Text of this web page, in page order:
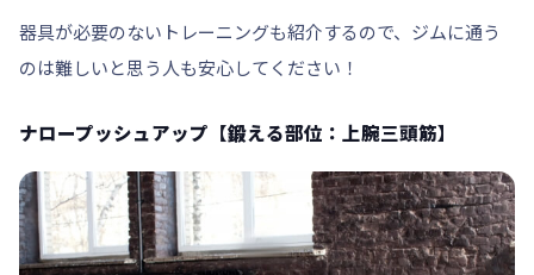
器具が必要のないトレーニングも紹介するので、ジムに通う
のは難しいと思う人も安心してください！
ナロープッシュアップ【鍛える部位：上腕三頭筋】